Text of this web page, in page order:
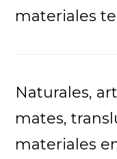
materiales
Naturales,
mates,
materiales